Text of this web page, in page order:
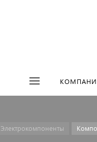
Электрокомпоненты